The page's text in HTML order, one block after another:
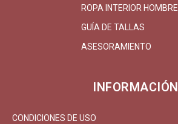
ROPA INTERIOR HOMBRE
GUÍA DE TALLAS
ASESORAMIENTO
INFORMACIÓN
CONDICIONES DE USO